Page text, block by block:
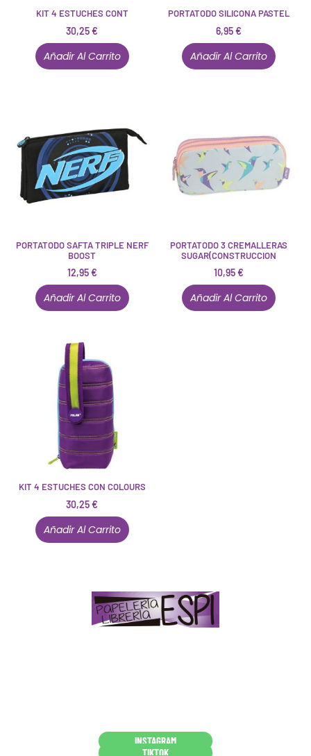
KIT 4 ESTUCHES CONT
30,25€
Añadir Al Carrito
PORTATODO SILICONA PASTEL
6,95€
Añadir Al Carrito
PORTATODO SAFTA TRIPLE NERF
BOOST
12,95€
Añadir Al Carrito
PORTATODO 3 CREMALLERAS
SUGAR(CONSTRUCCION
10,95€
Añadir Al Carrito
KIT 4 ESTUCHES CON COLOURS
30,25€
Añadir Al Carrito
INSTAGRAM
TIKTOK